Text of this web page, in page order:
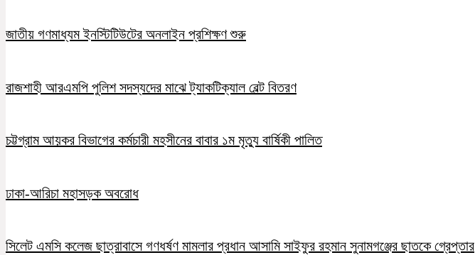
জাতীয় গণমাধ্যম ইনস্টিটিউটের অনলাইন প্রশিক্ষণ শুরু
রাজশাহী আরএমপি পুলিশ সদস্যদের মাঝে ট্যাকটিক্যাল বেল্ট বিতরণ
চট্টগ্রাম আয়কর বিভাগের কর্মচারী মহসীনের বাবার ১ম মৃত্যু বার্ষিকী পালিত
ঢাকা-আরিচা মহাসড়ক অবরোধ
সিলেট এমসি কলেজ ছাত্রাবাসে গণধর্ষণ মামলার প্রধান আসামি সাইফুর রহমান সুনামগঞ্জের ছাতকে গ্রেপ্তার